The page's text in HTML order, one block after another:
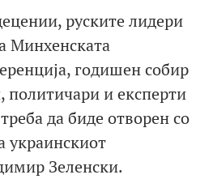
руските лидери
Минхенската
годишен собир
политичари и експерти
да биде отворен со
украинскиот
Зеленски.